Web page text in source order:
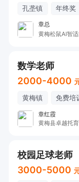
孔垄镇 年终奖
章总
黄梅松鼠AI智
数学老师
2000-4000
黄梅镇 免费培
章红霞
黄梅县卓越托
校园足球老师
3000-5000